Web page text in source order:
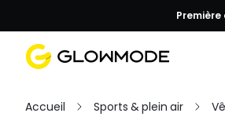
Première
Accueil Sports & plein air